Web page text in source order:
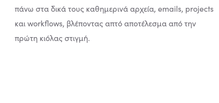
πάνω στα δικά τους καθημερινά αρχεία, emails, projects
και workflows, βλέποντας απτό αποτέλεσμα από την
πρώτη κιόλας στιγμή.